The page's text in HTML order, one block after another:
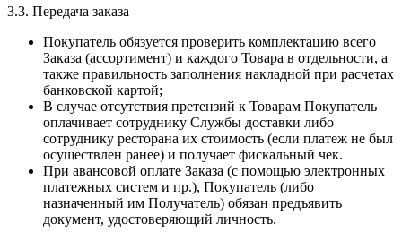
3.3. Передача заказа
Покупатель обязуется проверить комплектацию всего
Заказа (ассортимент) и каждого Товара в отдельности, а
также правильность заполнения накладной при расчетах
банковской картой;
В случае отсутствия претензий к Товарам Покупатель
оплачивает сотруднику Службы доставки либо
сотруднику ресторана их стоимость (если платеж не был
осуществлен ранее) и получает фискальный чек.
При авансовой оплате Заказа (с помощью электронных
платежных систем и пр.), Покупатель (либо
назначенный им Получатель) обязан предъявить
документ, удостоверяющий личность.